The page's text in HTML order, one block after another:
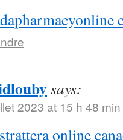
says:
2023 at 15 h 48 min
online